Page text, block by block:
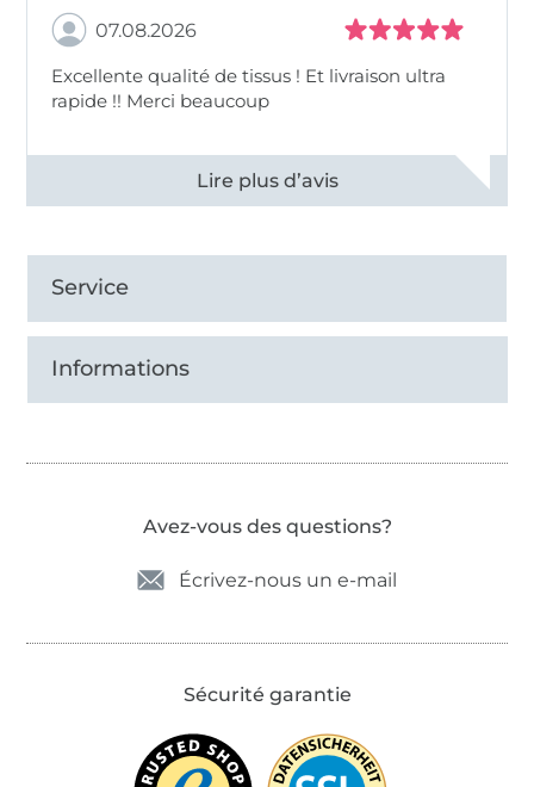
07.08.2026
Excellente qualité de tissus ! Et livraison ultra
rapide !! Merci beaucoup
Voir tous les 11497 commentaires
Service
Informations
Avez-vous des questions?
Écrivez-nous un e-mail
Sécurité garantie